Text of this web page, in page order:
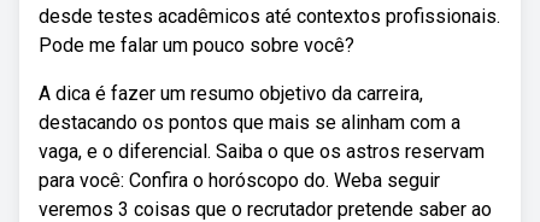
desde testes acadêmicos até contextos profissionais.
Pode me falar um pouco sobre você?
A dica é fazer um resumo objetivo da carreira,
destacando os pontos que mais se alinham com a
vaga, e o diferencial. Saiba o que os astros reservam
para você: Confira o horóscopo do. Weba seguir
veremos 3 coisas que o recrutador pretende saber ao